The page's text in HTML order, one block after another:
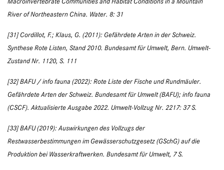
River of Northeastern China. Water. 8: 31
[31] Cordillot, F.; Klaus, G. (2011): Gefährdete Arten in der Schweiz.
Synthese Rote Listen, Stand 2010. Bundesamt für Umwelt, Bern. Umwelt-
Zustand Nr. 1120, S. 111
[32] BAFU / info fauna (2022): Rote Liste der Fische und Rundmäuler.
Gefährdete Arten der Schweiz. Bundesamt für Umwelt (BAFU); info fauna
(CSCF). Aktualisierte Ausgabe 2022. Umwelt-Vollzug Nr. 2217: 37 S.
[33] BAFU (2019): Auswirkungen des Vollzugs der
Restwasserbestimmungen im Gewässerschutzgesetz (GSchG) auf die
Produktion bei Wasserkraftwerken. Bundesamt für Umwelt, 7 S.